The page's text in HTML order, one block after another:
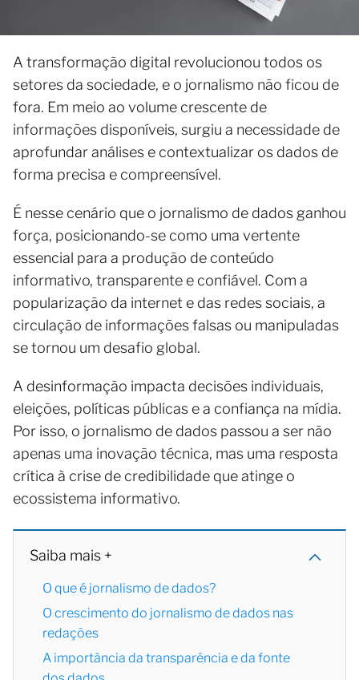
A transformação digital revolucionou todos os
setores da sociedade, e o jornalismo não ficou de
fora. Em meio ao volume crescente de
informações disponíveis, surgiu a necessidade de
aprofundar análises e contextualizar os dados de
forma precisa e compreensível.
É nesse cenário que o jornalismo de dados ganhou
força, posicionando-se como uma vertente
essencial para a produção de conteúdo
informativo, transparente e confiável. Com a
popularização da internet e das redes sociais, a
circulação de informações falsas ou manipuladas
se tornou um desafio global.
A desinformação impacta decisões individuais,
eleições, políticas públicas e a confiança na mídia.
Por isso, o jornalismo de dados passou a ser não
apenas uma inovação técnica, mas uma resposta
crítica à crise de credibilidade que atinge o
ecossistema informativo.
Saiba mais +
O que é jornalismo de dados?
O crescimento do jornalismo de dados nas
redações
A importância da transparência e da fonte